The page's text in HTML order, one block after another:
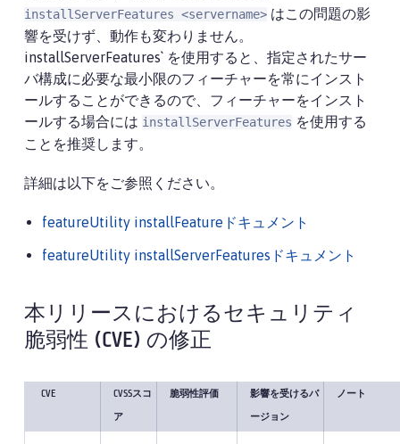
installServerFeatures <servername> はこの問題の影
響を受けず、動作も変わりません。
installServerFeatures` を使用すると、指定されたサー
バ構成に必要な最小限のフィーチャーを常にインスト
ールすることができるので、フィーチャーをインスト
ールする場合には installServerFeatures を使用する
ことを推奨します。
詳細は以下をご参照ください。
featureUtility installFeatureドキュメント
featureUtility installServerFeaturesドキュメント
本リリースにおけるセキュリティ
脆弱性 (CVE) の修正
CVE CVSSスコ
ア
脆弱性評価 影響を受けるバ
ージョン
ノート